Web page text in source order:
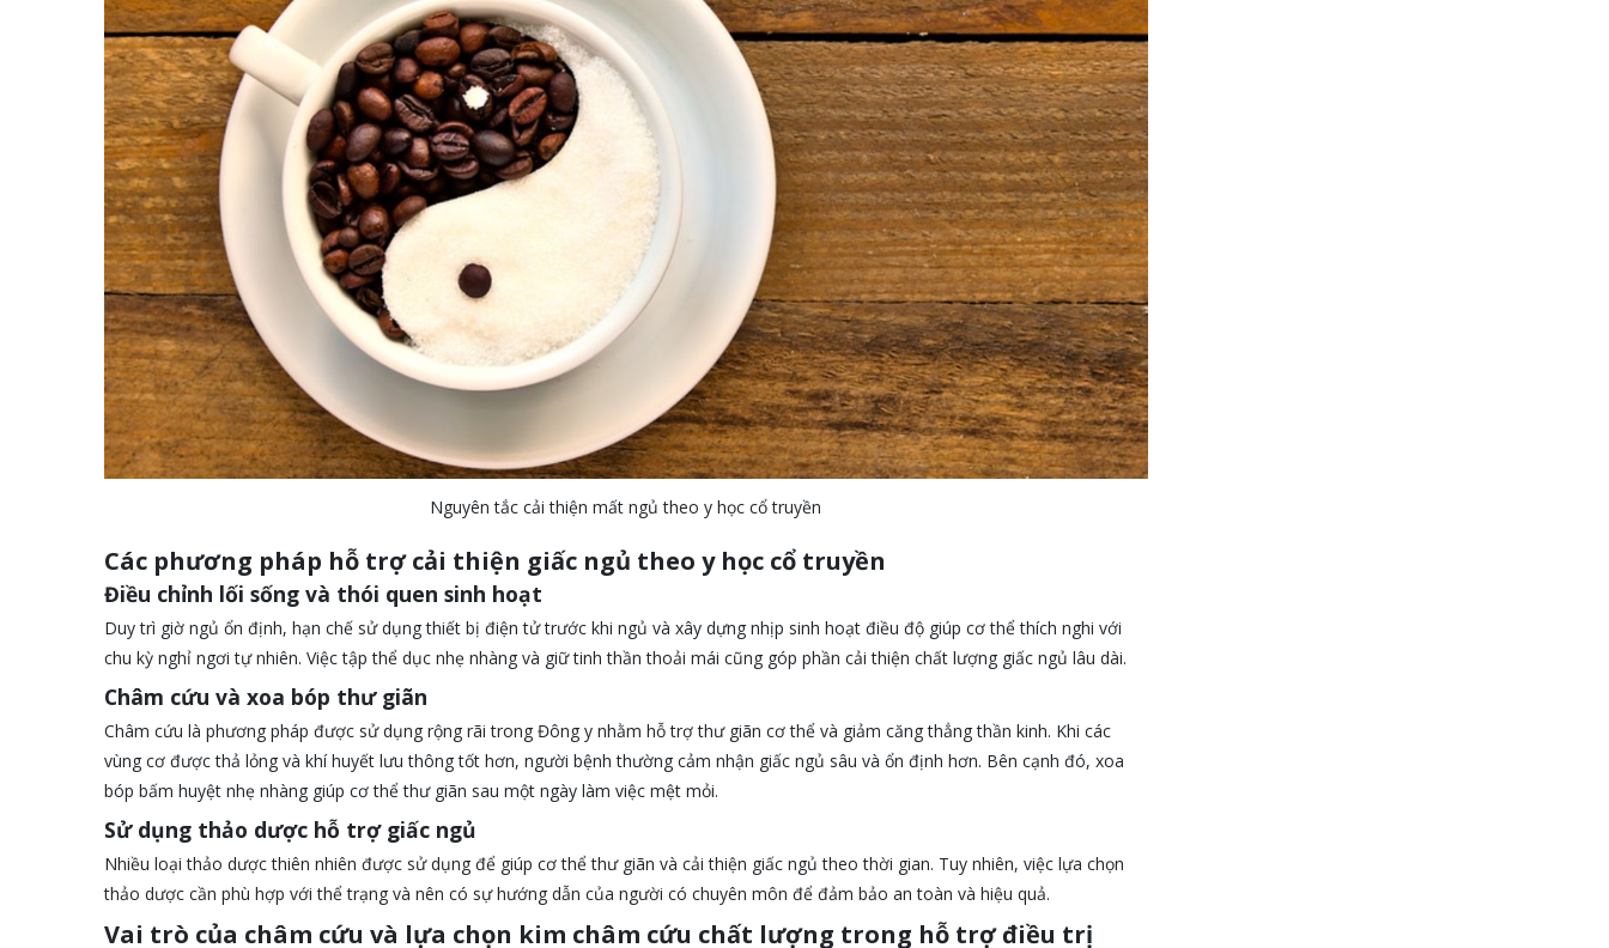
Nguyên tắc cải thiện mất ngủ theo y học cổ truyền
Các phương pháp hỗ trợ cải thiện giấc ngủ theo y học cổ truyền
Điều chỉnh lối sống và thói quen sinh hoạt
Duy trì giờ ngủ ổn định, hạn chế sử dụng thiết bị điện tử trước khi ngủ và xây dựng nhịp sinh hoạt điều độ giúp cơ thể thích nghi với
chu kỳ nghỉ ngơi tự nhiên. Việc tập thể dục nhẹ nhàng và giữ tinh thần thoải mái cũng góp phần cải thiện chất lượng giấc ngủ lâu dài.
Châm cứu và xoa bóp thư giãn
Châm cứu là phương pháp được sử dụng rộng rãi trong Đông y nhằm hỗ trợ thư giãn cơ thể và giảm căng thẳng thần kinh. Khi các
vùng cơ được thả lỏng và khí huyết lưu thông tốt hơn, người bệnh thường cảm nhận giấc ngủ sâu và ổn định hơn. Bên cạnh đó, xoa
bóp bấm huyệt nhẹ nhàng giúp cơ thể thư giãn sau một ngày làm việc mệt mỏi.
Sử dụng thảo dược hỗ trợ giấc ngủ
Nhiều loại thảo dược thiên nhiên được sử dụng để giúp cơ thể thư giãn và cải thiện giấc ngủ theo thời gian. Tuy nhiên, việc lựa chọn
thảo dược cần phù hợp với thể trạng và nên có sự hướng dẫn của người có chuyên môn để đảm bảo an toàn và hiệu quả.
Vai trò của châm cứu và lựa chọn kim châm cứu chất lượng trong hỗ trợ điều trị